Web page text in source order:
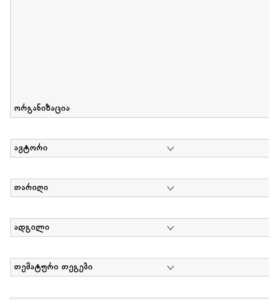
ორგანიზაცია
ავტორი
თარიღი
ადგილი
თემატური თეგები